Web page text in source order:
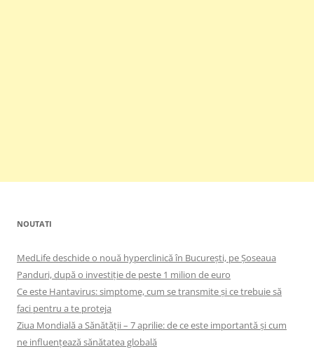
NOUTATI
MedLife deschide o nouă hyperclinică în București, pe Șoseaua
Panduri, după o investiție de peste 1 milion de euro
Ce este Hantavirus: simptome, cum se transmite și ce trebuie să
faci pentru a te proteja
Ziua Mondială a Sănătății – 7 aprilie: de ce este importantă și cum
ne influențează sănătatea globală